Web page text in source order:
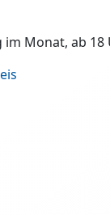
Monat, ab